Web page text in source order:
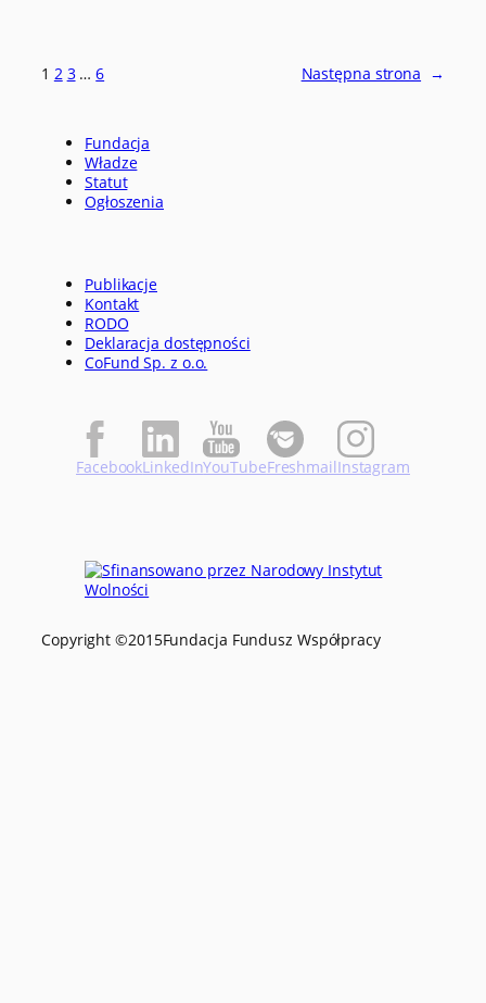
1 2 3 … 6 Następna strona →
Fundacja
Władze
Statut
Ogłoszenia
Publikacje
Kontakt
RODO
Deklaracja dostępności
CoFund Sp. z o.o.
FacebookLinkedInYouTubeFreshmailInstagram
Copyright ©2015Fundacja Fundusz Współpracy